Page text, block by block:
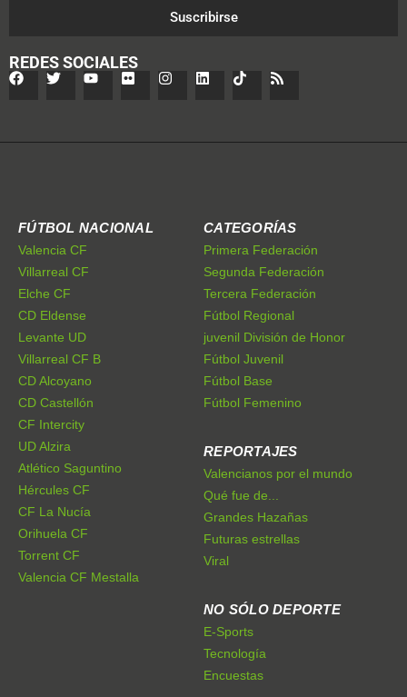
Suscribirse
REDES SOCIALES
FÚTBOL NACIONAL
Valencia CF
Villarreal CF
Elche CF
CD Eldense
Levante UD
Villarreal CF B
CD Alcoyano
CD Castellón
CF Intercity
UD Alzira
Atlético Saguntino
Hércules CF
CF La Nucía
Orihuela CF
Torrent CF
Valencia CF Mestalla
CATEGORÍAS
Primera Federación
Segunda Federación
Tercera Federación
Fútbol Regional
juvenil División de Honor
Fútbol Juvenil
Fútbol Base
Fútbol Femenino
REPORTAJES
Valencianos por el mundo
Qué fue de...
Grandes Hazañas
Futuras estrellas
Viral
NO SÓLO DEPORTE
E-Sports
Tecnología
Encuestas